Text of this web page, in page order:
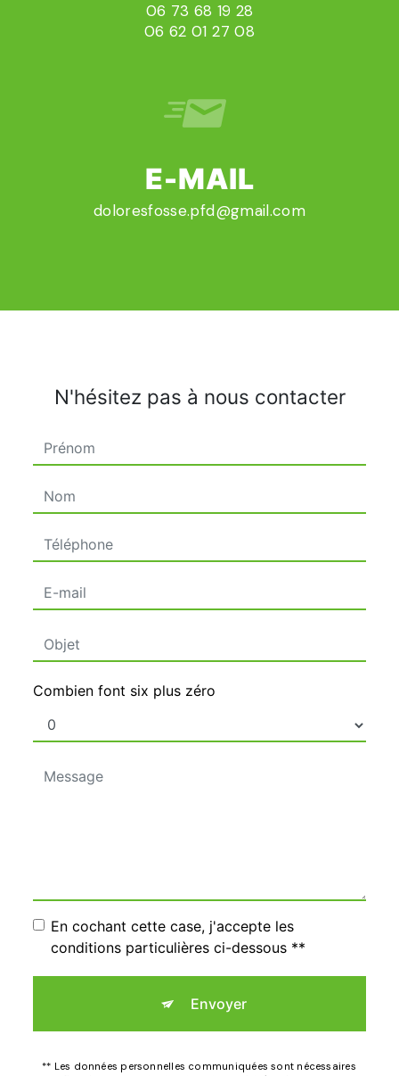
06 73 68 19 28
06 62 01 27 08
E-MAIL
doloresfosse.pfd@gmail.com
N'hésitez pas à nous contacter
Combien font six plus zéro
En cochant cette case, j'accepte les
conditions particulières ci-dessous **
Envoyer
** Les données personnelles communiquées sont nécessaires